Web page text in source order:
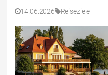
14.06.2026 Reiseziele